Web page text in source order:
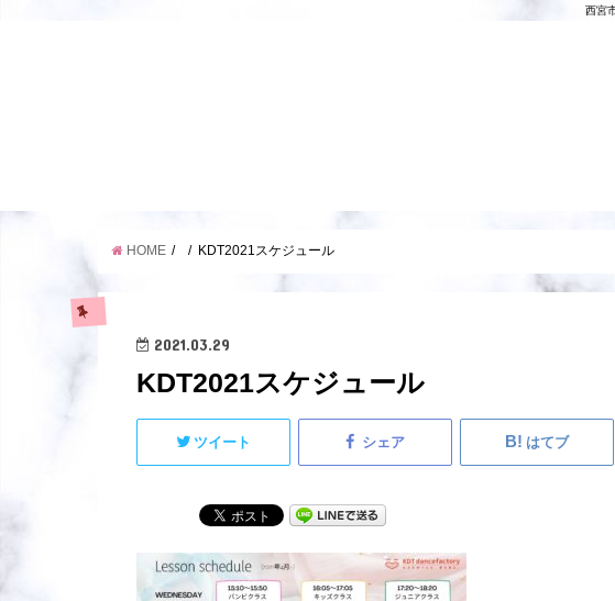
西宮
HOME KDT2021スケジュール
2021.03.29
KDT2021スケジュール
ツイート シェア はてブ